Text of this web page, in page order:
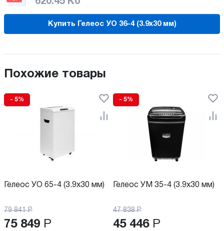
Купить Гелеос УО 36-4 (3.9x30 мм)
Похожие товары
- 5%
Гелеос УО 65-4 (3.9x30 мм)
79 841 Р
75 849 Р
- 5%
Гелеос УМ 35-4 (3.9x30 мм)
47 838 Р
45 446 Р